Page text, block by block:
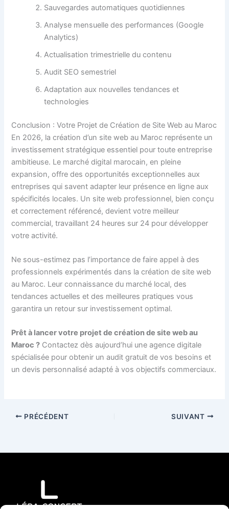
Sauvegardes automatiques quotidiennes
Analyse mensuelle des performances (Google
Analytics)
Actualisation trimestrielle du contenu
Audit SEO semestriel
Adaptation aux nouvelles tendances et
technologies
Conclusion : Votre Projet de Création de Site Web au Maroc
En 2026, la création d’un site web au Maroc représente un
investissement stratégique essentiel pour toute entreprise
ambitieuse. Le marché digital marocain, en pleine
expansion, offre des opportunités exceptionnelles aux
entreprises qui savent adapter leur présence en ligne aux
spécificités locales. Un site web professionnel, bien conçu
et correctement référencé, devient votre meilleur
commercial, travaillant 24 heures sur 24 pour développer
votre activité.
Ne sous-estimez pas l’importance de faire appel à des
professionnels expérimentés dans la création de site web
au Maroc. Leur connaissance du marché local, des
tendances actuelles et des meilleures pratiques vous
garantira un retour sur investissement optimal.
Prêt à lancer votre projet de création de site web au
Maroc ? Contactez dès aujourd’hui une agence digitale
spécialisée pour obtenir un audit gratuit de vos besoins et
un devis personnalisé adapté à vos objectifs commerciaux.
PRÉCÉDENT SUIVANT